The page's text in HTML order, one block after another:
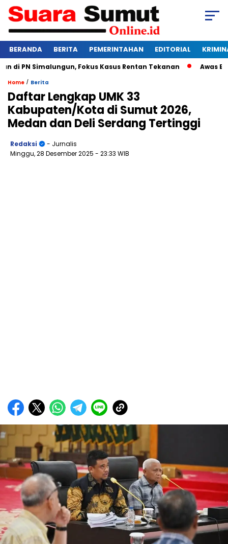
BERANDA BERITA PEMERINTAHAN EDITORIAL
Simalungun, Fokus Kasus Rentan Tekanan Awas
Home / Berita
Daftar Lengkap UMK 33
Kabupaten/Kota di Sumut 2026,
Medan dan Deli Serdang Tertinggi
Redaksi
- Jurnalis
Minggu, 28 Desember 2025 - 23:33 WIB